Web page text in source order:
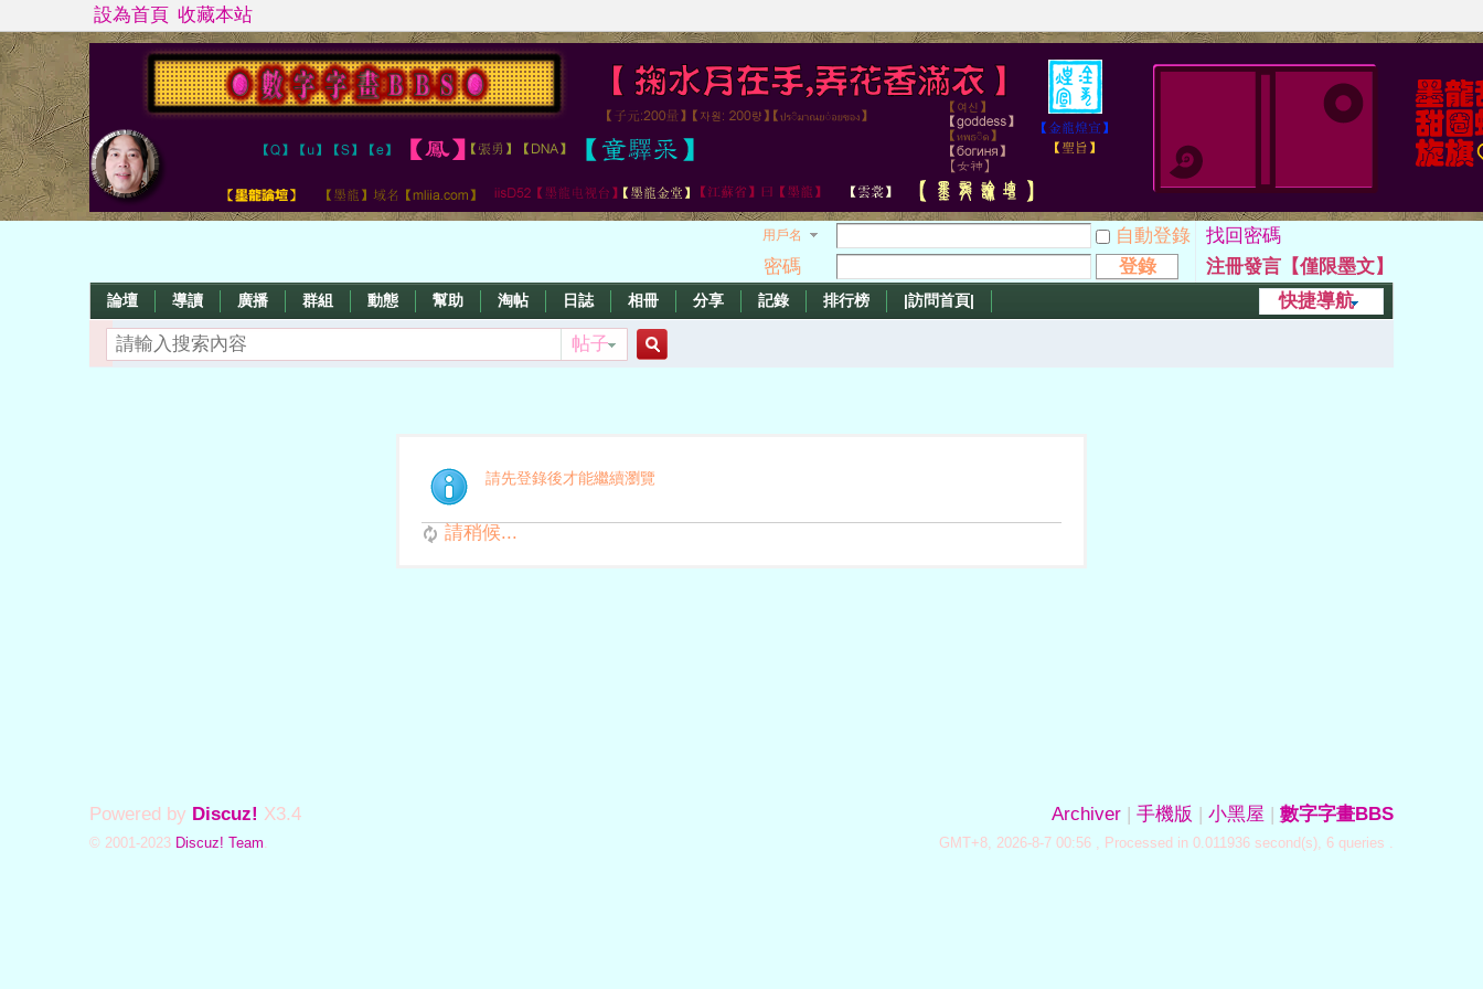
設為首頁 收藏本站
用戶名 自動登錄
找回密碼
密碼
登錄
注冊發言【僅限墨文】
快捷導航
論壇 導讀 廣播 群組 動態 幫助 淘帖 日誌 相冊 分享 記錄 排行榜 |訪問首頁|
帖子
索
請先登錄後才能繼續瀏覽
請稍候...
Archiver | 手機版 | 小黑屋 | 數字字畫BBS
GMT+8, 2026-8-7 00:56 , Processed in 0.011936 second(s), 6 queries .
Powered by Discuz! X3.4
© 2001-2023 Discuz! Team.